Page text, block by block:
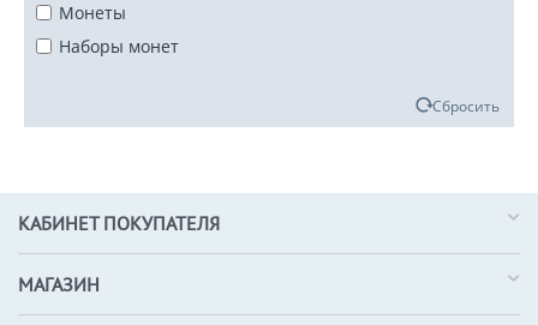
Монеты
Наборы монет
Сбросить
КАБИНЕТ ПОКУПАТЕЛЯ
МАГАЗИН